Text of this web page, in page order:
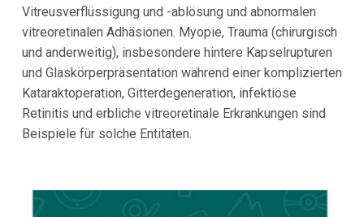
Vitreusverflüssigung und -ablösung und abnormalen
vitreoretinalen Adhäsionen. Myopie, Trauma (chirurgisch
und anderweitig), insbesondere hintere Kapselrupturen
und Glaskörperpräsentation während einer komplizierten
Kataraktoperation, Gitterdegeneration, infektiöse
Retinitis und erbliche vitreoretinale Erkrankungen sind
Beispiele für solche Entitäten.